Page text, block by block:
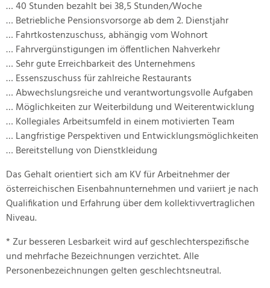
… 40 Stunden bezahlt bei 38,5 Stunden/Woche
… Betriebliche Pensionsvorsorge ab dem 2. Dienstjahr
… Fahrtkostenzuschuss, abhängig vom Wohnort
… Fahrvergünstigungen im öffentlichen Nahverkehr
… Sehr gute Erreichbarkeit des Unternehmens
… Essenszuschuss für zahlreiche Restaurants
… Abwechslungsreiche und verantwortungsvolle Aufgaben
… Möglichkeiten zur Weiterbildung und Weiterentwicklung
… Kollegiales Arbeitsumfeld in einem motivierten Team
… Langfristige Perspektiven und Entwicklungsmöglichkeiten
… Bereitstellung von Dienstkleidung
Das Gehalt orientiert sich am KV für Arbeitnehmer der
österreichischen Eisenbahnunternehmen und variiert je nach
Qualifikation und Erfahrung über dem kollektivvertraglichen
Niveau.
* Zur besseren Lesbarkeit wird auf geschlechterspezifische
und mehrfache Bezeichnungen verzichtet. Alle
Personenbezeichnungen gelten geschlechtsneutral.